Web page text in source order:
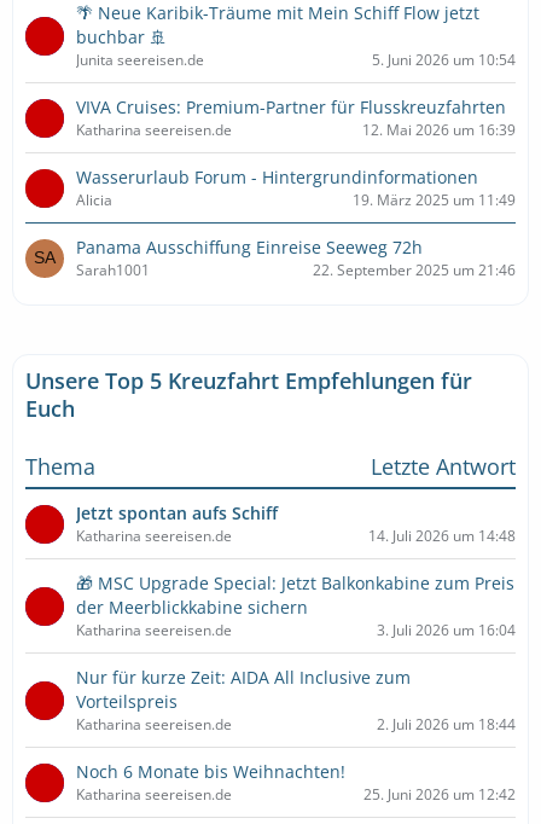
🌴 Neue Karibik-Träume mit Mein Schiff Flow jetzt
buchbar 🚢
Junita seereisen.de 5. Juni 2026 um 10:54
VIVA Cruises: Premium-Partner für Flusskreuzfahrten
Katharina seereisen.de 12. Mai 2026 um 16:39
Wasserurlaub Forum - Hintergrundinformationen
Alicia 19. März 2025 um 11:49
Panama Ausschiffung Einreise Seeweg 72h
Sarah1001 22. September 2025 um 21:46
Unsere Top 5 Kreuzfahrt Empfehlungen für
Euch
Thema
Letzte Antwort
Jetzt spontan aufs Schiff
Katharina seereisen.de 14. Juli 2026 um 14:48
🎁 MSC Upgrade Special: Jetzt Balkonkabine zum Preis
der Meerblickkabine sichern
Katharina seereisen.de 3. Juli 2026 um 16:04
Nur für kurze Zeit: AIDA All Inclusive zum
Vorteilspreis
Katharina seereisen.de 2. Juli 2026 um 18:44
Noch 6 Monate bis Weihnachten!
Katharina seereisen.de 25. Juni 2026 um 12:42